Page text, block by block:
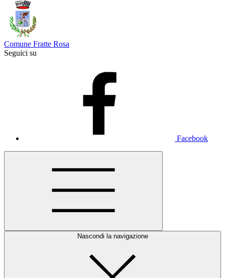
Comune Fratte Rosa
Seguici su
Facebook
Nascondi la navigazione